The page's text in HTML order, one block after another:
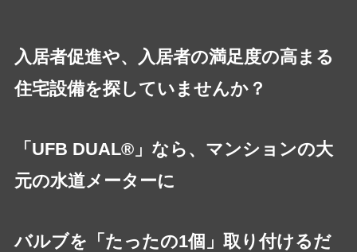
入居者促進や、入居者の満足度の高まる
住宅設備を探していませんか？
「UFB DUAL®」なら、マンションの大
元の水道メーターに
バルブを「たったの1個」取り付けるだ